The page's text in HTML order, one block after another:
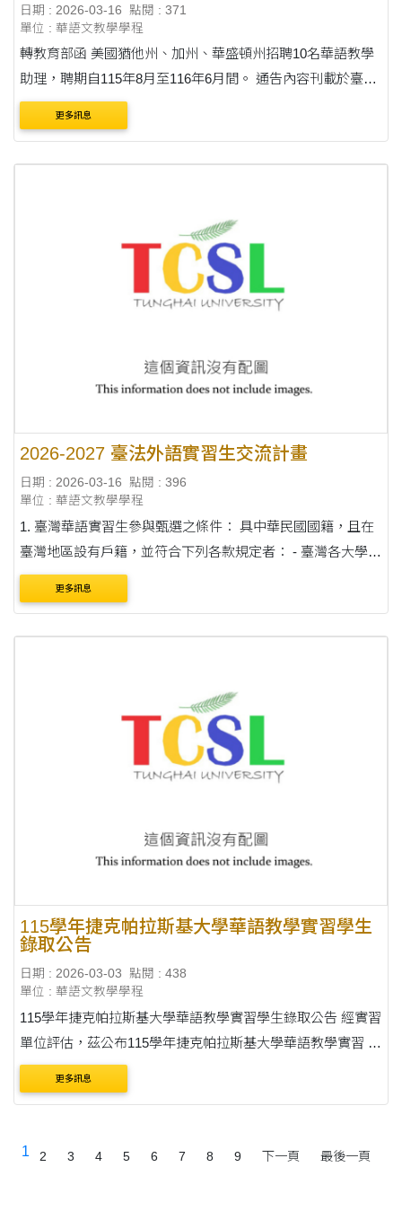
日期 : 2026-03-16
點閱 : 371
單位 : 華語文教學學程
轉教育部函 美國猶他州、加州、華盛頓州招聘10名華語教學
助理，聘期自115年8月至116年6月間。 通告內容刊載於臺灣
華語教育資源中心（網址：
https://lmit.edu.tw/sc/world_detail_edu/1317） 收件截止日：
更多訊息
2026-2027 臺法外語實習生交流計畫
日期 : 2026-03-16
點閱 : 396
單位 : 華語文教學學程
1. 臺灣華語實習生參與甄選之條件： 具中華民國國籍，且在
臺灣地區設有戶籍，並符合下列各款規定者： - 臺灣各大學校
院大學二年級以上在學生，不限系所(實習期間需具國內學生
身分) - 20-35 歲 - 法文程度至少 B1 ....
更多訊息
115學年捷克帕拉斯基大學華語教學實習學生
錄取公告
日期 : 2026-03-03
點閱 : 438
單位 : 華語文教學學程
115學年捷克帕拉斯基大學華語教學實習學生錄取公告 經實習
單位評估，茲公布115學年捷克帕拉斯基大學華語教學實習 錄
更多訊息
1 2 3 4 5 6 7 8 9 下一頁 最後一頁